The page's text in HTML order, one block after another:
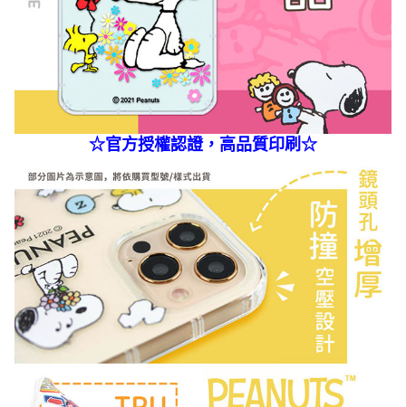
☆官方授權認證，高品質印刷☆